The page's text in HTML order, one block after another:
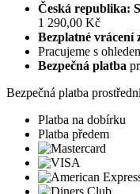
Česká republika:
1 290,00 Kč
Bezplatné vrácení
Pracujeme s
Bezpečná platba
Bezpečná platba
Platba na dobírku
Platba předem